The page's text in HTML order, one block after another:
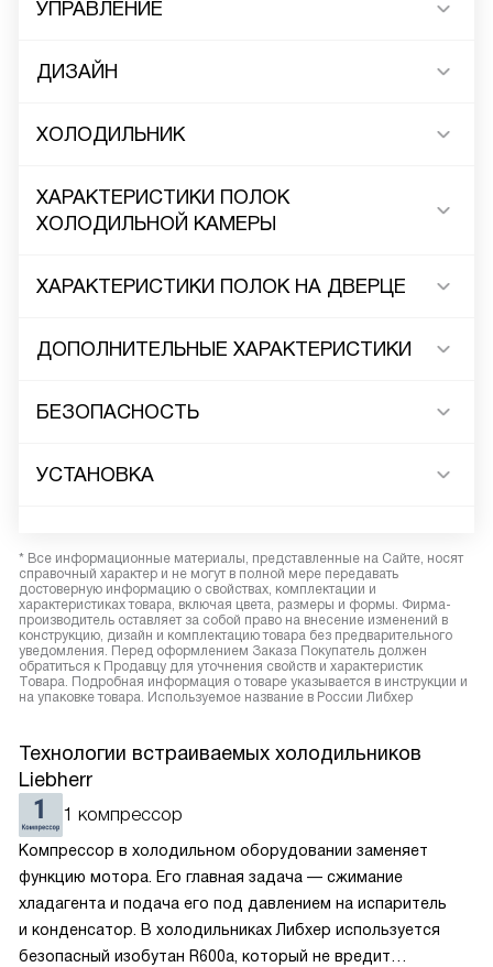
УПРАВЛЕНИЕ
ДИЗАЙН
ХОЛОДИЛЬНИК
ХАРАКТЕРИСТИКИ ПОЛОК
ХОЛОДИЛЬНОЙ КАМЕРЫ
ХАРАКТЕРИСТИКИ ПОЛОК НА ДВЕРЦЕ
ДОПОЛНИТЕЛЬНЫЕ ХАРАКТЕРИСТИКИ
БЕЗОПАСНОСТЬ
УСТАНОВКА
* Все информационные материалы, представленные на Сайте, носят
справочный характер и не могут в полной мере передавать
достоверную информацию о свойствах, комплектации и
характеристиках товара, включая цвета, размеры и формы. Фирма-
производитель оставляет за собой право на внесение изменений в
конструкцию, дизайн и комплектацию товара без предварительного
уведомления. Перед оформлением Заказа Покупатель должен
обратиться к Продавцу для уточнения свойств и характеристик
Товара. Подробная информация о товаре указывается в инструкции и
на упаковке товара. Используемое название в России Либхер
Технологии встраиваемых холодильников
Liebherr
1 компрессор
Компрессор в холодильном оборудовании заменяет
функцию мотора. Его главная задача — сжимание
хладагента и подача его под давлением на испаритель
и конденсатор. В холодильниках Либхер используется
безопасный изобутан R600a, который не вредит